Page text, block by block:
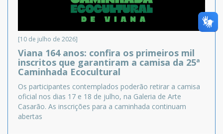
[10 de julho de 2026]
Viana 164 anos: confira os primeiros mil
inscritos que garantiram a camisa da 25ª
Caminhada Ecocultural
Os participantes contemplados poderão retirar a camisa
oficial nos dias 17 e 18 de julho, na Galeria de Arte
Casarão. As inscrições para a caminhada continuam
abertas